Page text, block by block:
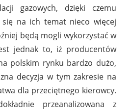
gazowych, dzięki czemu
się na ich temat nieco więcej
będą mogli wykorzystać w
jednak to, iż producentów
polskim rynku bardzo dużo,
decyzja w tym zakresie na
dla przeciętnego kierowcy.
przeanalizowana z